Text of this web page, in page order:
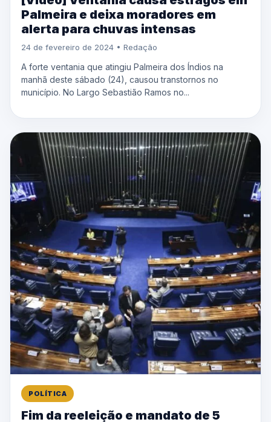
Palmeira e deixa moradores em
alerta para chuvas intensas
24 de fevereiro de 2024 • Redação
A forte ventania que atingiu Palmeira dos Índios na
manhã deste sábado (24), causou transtornos no
município. No Largo Sebastião Ramos no...
POLÍTICA
Fim da reeleição e mandato de 5